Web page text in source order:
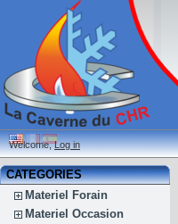
Welcome,Log in
CATEGORIES
Materiel Forain
Materiel Occasion